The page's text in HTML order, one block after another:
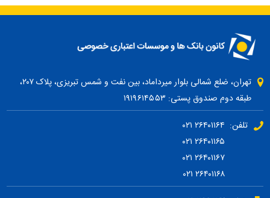
تهران، ضلع شمالی بلوار میرداماد، بین نفت و شمس تبریزی، پلاک ۲۰۷،
طبقه دوم صندوق پستی: ۱۹۱۹۶۱۴۵۵۳
تلفن: ۲۶۴۰۱۱۶۴ ۰۲۱
۲۶۴۰۱۱۶۷ ۰۲۱
۲۶۴۰۱۱۶۸ ۰۲۱